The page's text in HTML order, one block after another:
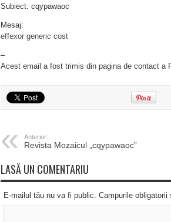
Subiect: cqypawaoc
Mesaj:
effexor generic cost
–
Acest email a fost trimis din pagina de contact a
Anterior:
Revista Mozaicul „cqypawaoc”
LASĂ UN COMENTARIU
E-mailul tău nu va fi public. Campurile obligatorii